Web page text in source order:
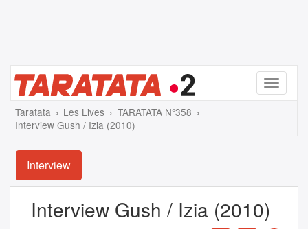
Menu
Taratata Les Lives
TARATATA N°358
Interview Gush / Izia (2010)
Interview
Interview Gush / Izia (2010)